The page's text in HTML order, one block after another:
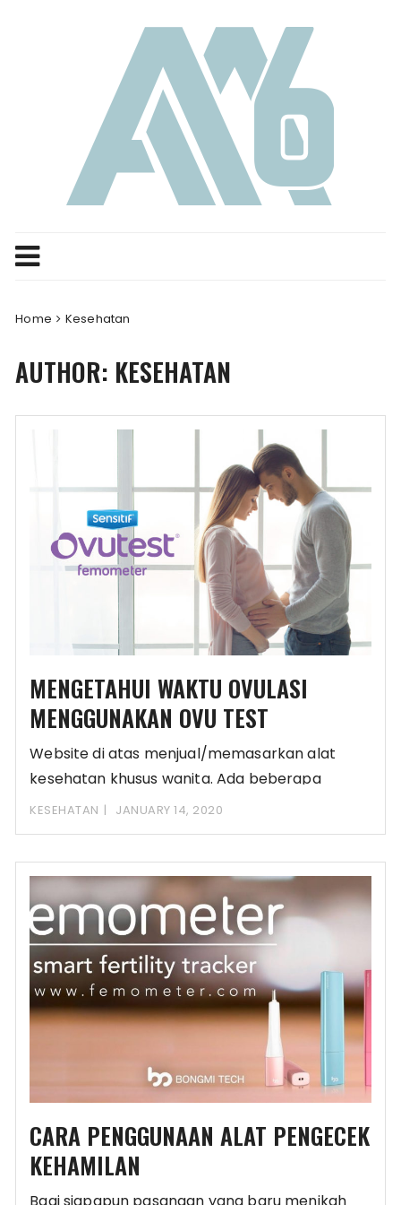
Home Kesehatan
AUTHOR: KESEHATAN
MENGETAHUI WAKTU OVULASI
MENGGUNAKAN OVU TEST
Website di atas menjual/memasarkan alat
kesehatan khusus wanita. Ada beberapa
produk untuk memperoleh kehamilan dengan
KESEHATAN JANUARY 14, 2020
CARA PENGGUNAAN ALAT PENGECEK
KEHAMILAN